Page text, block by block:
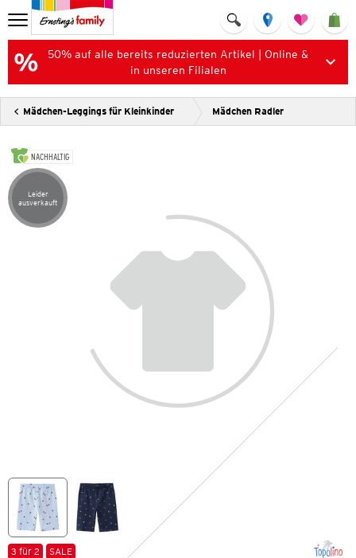
50% auf alle bereits reduzierten Artikel | Online &
in unseren Filialen
Mädchen-Leggings für Kleinkinder Mädchen Radler
NACHHALTIG
Artikel leider ausverkauft
Leider
ausverkauft
3 für 2 SALE